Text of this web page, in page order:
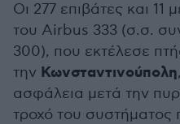
Οι 277 επιβάτες και
του Airbus 333 (σ.σ.
300), που εκτέλεσε
την Κωνσταντινούπολη
ασφάλεια μετά την
τροχό του συστήματος